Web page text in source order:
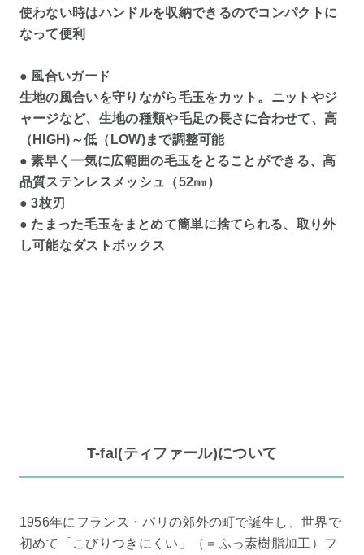
使わない時はハンドルを収納できるのでコンパクトに
なって便利
● 風合いガード
生地の風合いを守りながら毛玉をカット。ニットやジ
ャージなど、生地の種類や毛足の長さに合わせて、高
（HIGH)～低（LOW)まで調整可能
● 素早く一気に広範囲の毛玉をとることができる、高
品質ステンレスメッシュ（52㎜）
● 3枚刃
● たまった毛玉をまとめて簡単に捨てられる、取り外
し可能なダストボックス
T-fal(ティファール)について
1956年にフランス・パリの郊外の町で誕生し、世界で
初めて「こびりつきにくい」（＝ふっ素樹脂加工）フ